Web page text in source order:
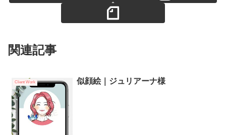
関連記事
Client Work 似顔絵｜ジュリアーナ様